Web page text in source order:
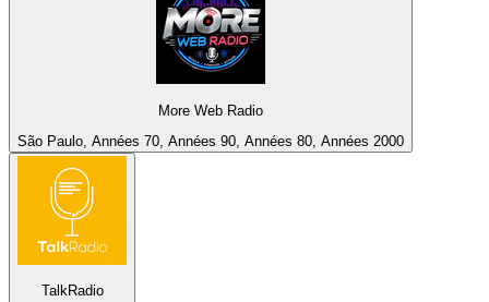
More Web Radio
São Paulo, Années 70, Années 90, Années 80, Années 2000
TalkRadio